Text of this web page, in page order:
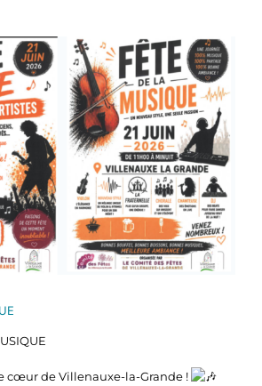
cœur de Villenauxe-la-Grande !